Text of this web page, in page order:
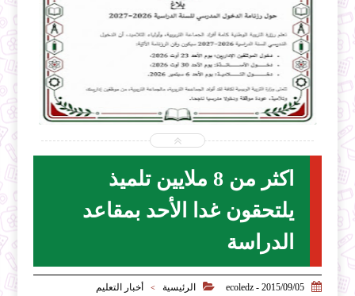
2026-07-31
ecoledz.net
اكثر من 8 ملايين تلميذ
يلتحقون غدا الأحد بمقاعد
الدراسة

2015/09/05 - ecoledz
 الرئيسية > أخبار التعليم